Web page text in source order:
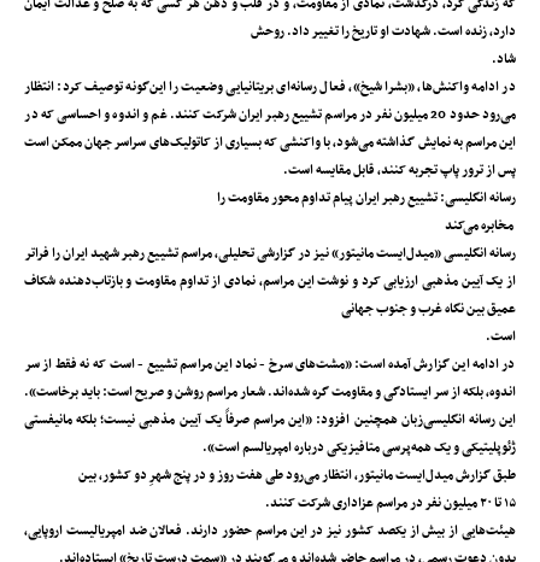
دارد، زنده است. شهادت او تاریخ را تغییر داد. روحش
شاد.
در ادامه واکنش‌ها، «بشرا شیخ»، فعال رسانه‌ای بریتانیایی وضعیت را این‌گونه توصیف کرد: انتظار
می‎‌رود حدود 20 میلیون نفر در مراسم تشییع رهبر ایران شرکت کنند. غم و اندوه و احساسی که در
این مراسم به نمایش گذاشته می‌شود، با واکنشی که بسیاری از کاتولیک‌های سراسر جهان ممکن است
پس از ترور پاپ تجربه کنند، قابل مقایسه است.
رسانه انگلیسی: تشییع رهبر ایران پیام تداوم محور مقاومت را
مخابره می‌کند
رسانه انگلیسی «میدل‌ایست مانیتور» نیز در گزارشی تحلیلی، مراسم تشییع رهبر شهید ایران را فراتر
از یک آیین مذهبی ارزیابی کرد و نوشت این مراسم، نمادی از تداوم مقاومت و بازتاب‌دهنده شکاف
عمیق بین نگاه غرب و جنوب جهانی
است.
در ادامه این گزارش آمده است: «مشت‌های سرخ - نماد این مراسم تشییع - است که نه فقط از سر
اندوه، بلکه از سر ایستادگی و مقاومت گره شده‌اند. شعار مراسم روشن و صریح است: باید برخاست».
این رسانه انگلیسی‌زبان همچنین افزود: «این مراسم صرفاً یک آیین مذهبی نیست؛ بلکه مانیفستی
ژئوپلیتیکی و یک همه‌پرسی‌ متافیزیکی درباره امپریالسم است».
طبق گزارش میدل‌ایست مانیتور، انتظار می‌رود طی هفت روز و در پنج شهرِ دو کشور، بین
۱۵ تا ۲۰ میلیون نفر در مراسم عزاداری شرکت کنند.
هیئت‌هایی از بیش از یکصد کشور نیز در این مراسم حضور دارند. فعالان ضد امپریالیست اروپایی،